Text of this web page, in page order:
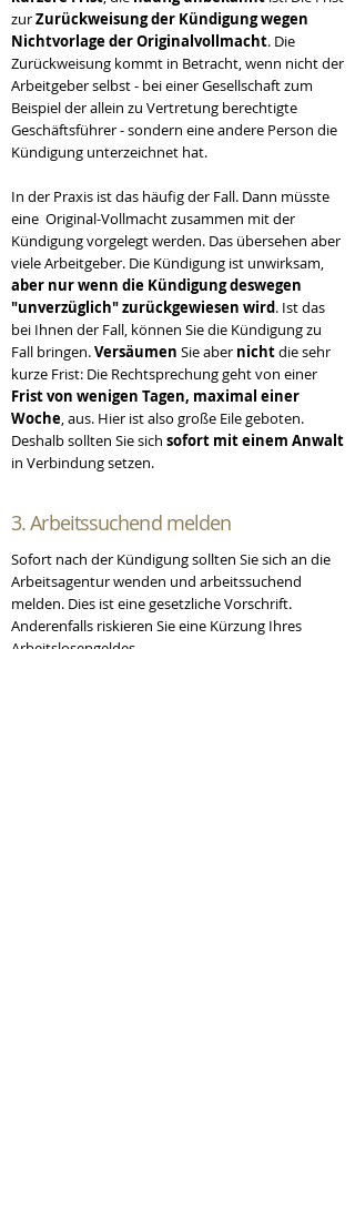
zurZurückweisung der Kündigung wegen
Nichtvorlage der Originalvollmacht. Die
Zurückweisung kommt in Betracht, wenn nicht der
Arbeitgeber selbst - bei einer Gesellschaft zum
Beispiel der allein zu Vertretung berechtigte
Geschäftsführer - sondern eine andere Person die
Kündigung unterzeichnet hat.
In der Praxis ist das häufig der Fall. Dann müsste
eine Original-Vollmacht zusammen mit der
Kündigung vorgelegt werden. Das übersehen aber
viele Arbeitgeber. Die Kündigung ist unwirksam,
aber nur wenn die Kündigung deswegen
"unverzüglich" zurückgewiesen wird. Ist das
bei Ihnen der Fall, können Sie die Kündigung zu
Fall bringen.Versäumen Sie aber nichtdie sehr
kurze Frist: Die Rechtsprechung geht von einer
Frist von wenigen Tagen, maximal einer
Woche, aus. Hier ist also große Eile geboten.
Deshalb sollten Sie sich sofort mit einem Anwalt
in Verbindung setzen.
3. Arbeitssuchend melden
Sofort nach der Kündigung sollten Sie sich an die
Arbeitsagentur wenden und arbeitssuchend
melden. Dies ist eine gesetzliche Vorschrift.
Anderenfalls riskieren Sie eine Kürzung Ihres
Arbeitslosengeldes.